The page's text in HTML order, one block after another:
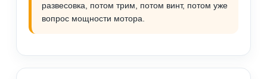
развесовка, потом трим, потом винт, потом уже
вопрос мощности мотора.